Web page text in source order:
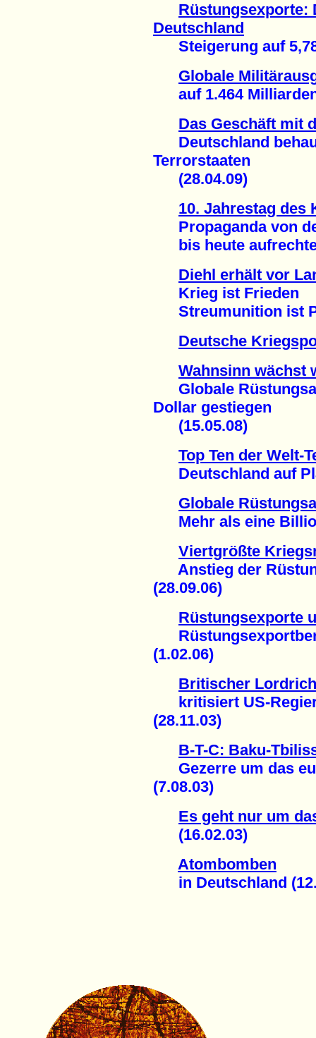
Rüstungsexporte:
Deutschland
Steigerung auf 5,78
Globale
auf 1.464 Milliarden
Das Geschäft mit
Deutschland
Terrorstaaten
(28.04.09)
10. Jahrestag des
Propaganda von
bis heute
Diehl erhält vor
Krieg ist Frieden
Streumunition ist
Deutsche
Wahnsinn wächst
Globale
Dollar gestiegen
(15.05.08)
Top Ten der Welt-
Deutschland auf
Globale
Mehr als eine
Viertgrößte
Anstieg der
(28.09.06)
Rüstungsexporte
(1.02.06)
Britischer
kritisiert US-
(28.11.03)
B-T-C: Baku-
Gezerre um das
(7.08.03)
Es geht nur um
(16.02.03)
Atombomben
in Deutschland